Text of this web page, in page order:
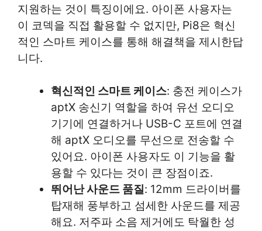
지원하는 것이 특징이에요. 아이폰 사용자는
이 코덱을 직접 활용할 수 없지만, Pi8은 혁신
적인 스마트 케이스를 통해 해결책을 제시한답
니다.
혁신적인 스마트 케이스: 충전 케이스가
aptX 송신기 역할을 하여 유선 오디오
기기에 연결하거나 USB-C 포트에 연결
해 aptX 오디오를 무선으로 전송할 수
있어요. 아이폰 사용자도 이 기능을 활
용할 수 있다는 것이 큰 장점이죠.
뛰어난 사운드 품질: 12mm 드라이버를
탑재해 풍부하고 섬세한 사운드를 제공
해요. 저주파 소음 제거에도 탁월한 성